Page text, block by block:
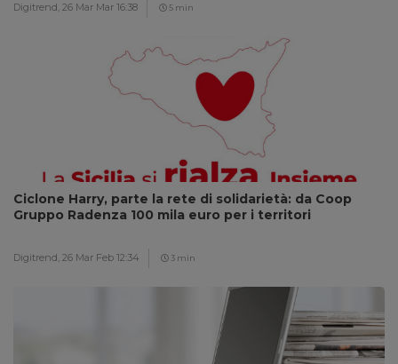
Digitrend, 26 Mar Mar 16:38 5 min
Ciclone Harry, parte la rete di solidarietà: da Coop
Gruppo Radenza 100 mila euro per i territori
Digitrend, 26 Mar Feb 12:34 3 min